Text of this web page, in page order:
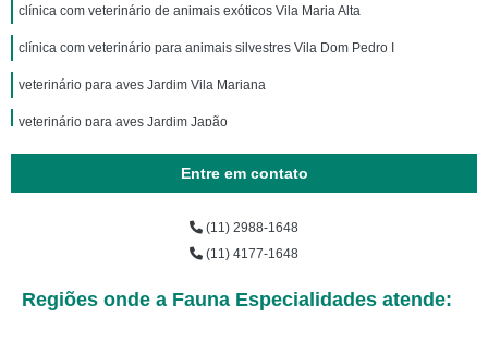
clínica com veterinário de animais exóticos Vila Maria Alta
clínica com veterinário para animais silvestres Vila Dom Pedro I
veterinário para aves Jardim Vila Mariana
veterinário para aves Jardim Japão
veterinário de silvestres Paraíso
clínica com veterinário para aves Vila Carioca
veterinário de animais exóticos Jardim Aurélia
Entre em contato
(11) 2988-1648
(11) 4177-1648
Regiões onde a Fauna Especialidades atende: